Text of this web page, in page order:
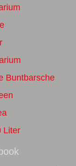
Buntbarsche
Liter